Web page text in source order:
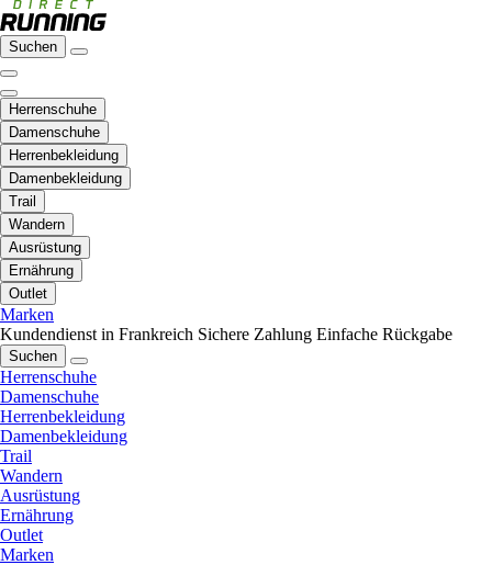
Suchen
Herrenschuhe
Damenschuhe
Herrenbekleidung
Damenbekleidung
Trail
Wandern
Ausrüstung
Ernährung
Outlet
Marken
Kundendienst in Frankreich Sichere Zahlung Einfache Rückgabe
Suchen
Herrenschuhe
Damenschuhe
Herrenbekleidung
Damenbekleidung
Trail
Wandern
Ausrüstung
Ernährung
Outlet
Marken